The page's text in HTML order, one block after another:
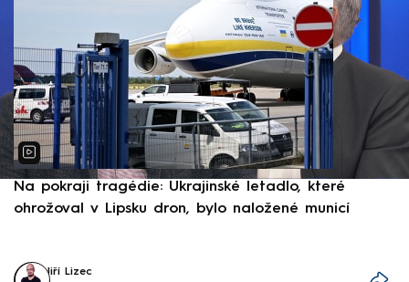
Na pokraji tragédie: Ukrajinské letadlo, které
ohrožoval v Lipsku dron, bylo naložené municí
Jiří Lizec